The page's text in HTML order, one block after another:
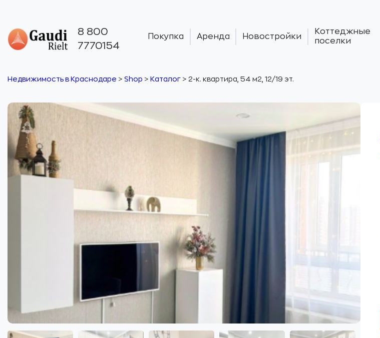
8 800
7770154
Покупка Аренда Новостройки
Коттеджные
поселки
Недвижимость в Краснодаре > Shop > Каталог > 2-к. квартира, 54 м2, 12/19 эт.